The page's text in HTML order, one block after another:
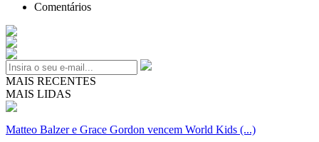
Comentários
MAIS RECENTES
MAIS LIDAS
Matteo Balzer e Grace Gordon vencem World Kids (...)